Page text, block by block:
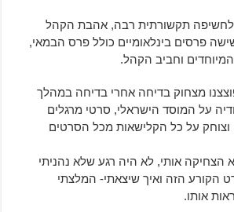
תקשורתית רבה, אהבת הקהל
פרסים בינלאומיים כולל פרס הבמאי,
וחביב הקהל.
מצחוק בדיחה אחרי בדיחה במהלך
על המוסד הישראלי, סרטי מרגלים
וצוחק על כל הקלישאות מכל הסרטים
הצחיקה אותי, לא היה רגע שלא נהניתי
הקורע הזה ואיך שיצאתי- המלצתי
אותו.